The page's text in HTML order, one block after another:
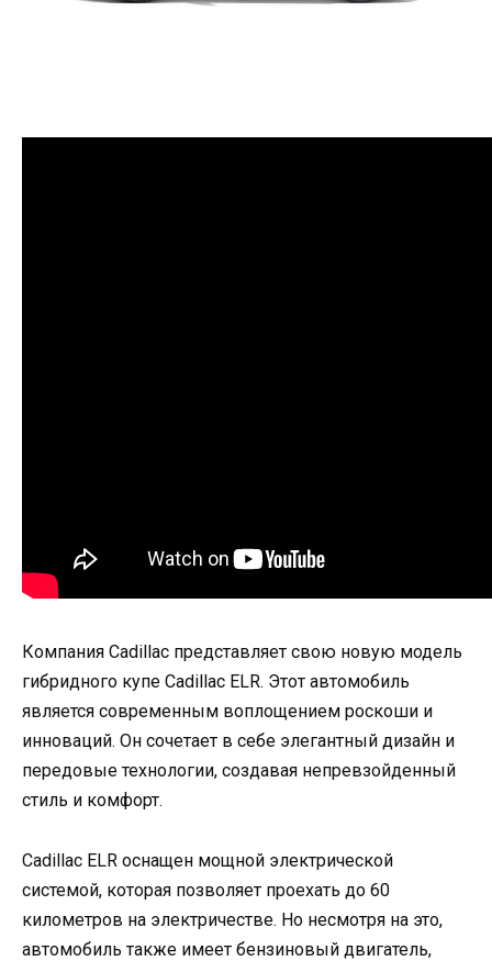
Компания Cadillac представляет свою новую модель
гибридного купе Cadillac ELR. Этот автомобиль
является современным воплощением роскоши и
инноваций. Он сочетает в себе элегантный дизайн и
передовые технологии, создавая непревзойденный
стиль и комфорт.
Cadillac ELR оснащен мощной электрической
системой, которая позволяет проехать до 60
километров на электричестве. Но несмотря на это,
автомобиль также имеет бензиновый двигатель,